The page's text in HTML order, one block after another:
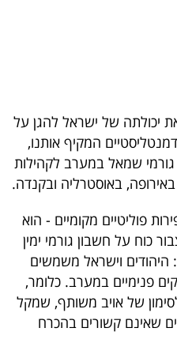
יכולתה של ישראל להגן על
המקיף אותנו,
גורמי שמאל במערב לקהילות
באוסטרליה ובקנדה.
פוליטיים מקומיים - הוא
כוח על חשבון גורמי ימין
היהודים וישראל משמשים
פנימיים במערב. כלומר,
של אויב משותף, שמקל
שאינם קשורים בהכרח